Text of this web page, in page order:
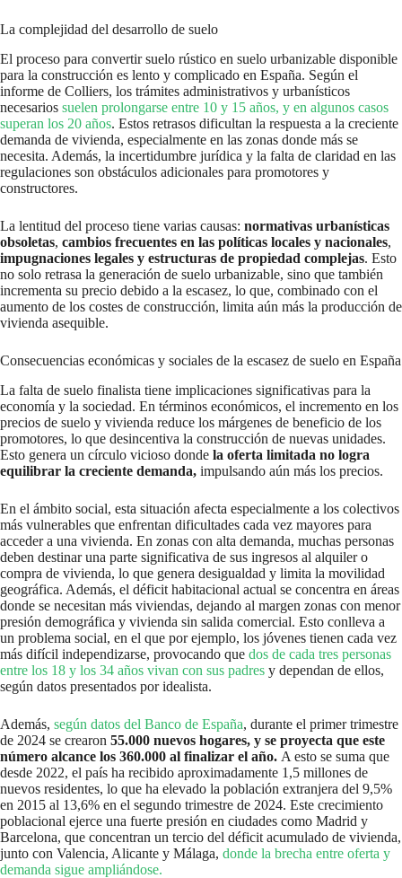
La complejidad del desarrollo de suelo
El proceso para convertir suelo rústico en suelo urbanizable disponible
para la construcción es lento y complicado en España. Según el
informe de Colliers, los trámites administrativos y urbanísticos
necesarios suelen prolongarse entre 10 y 15 años, y en algunos casos
superan los 20 años. Estos retrasos dificultan la respuesta a la creciente
demanda de vivienda, especialmente en las zonas donde más se
necesita. Además, la incertidumbre jurídica y la falta de claridad en las
regulaciones son obstáculos adicionales para promotores y
constructores.
La lentitud del proceso tiene varias causas: normativas urbanísticas
obsoletas, cambios frecuentes en las políticas locales y nacionales,
impugnaciones legales y estructuras de propiedad complejas. Esto
no solo retrasa la generación de suelo urbanizable, sino que también
incrementa su precio debido a la escasez, lo que, combinado con el
aumento de los costes de construcción, limita aún más la producción de
vivienda asequible.
Consecuencias económicas y sociales de la escasez de suelo en España
La falta de suelo finalista tiene implicaciones significativas para la
economía y la sociedad. En términos económicos, el incremento en los
precios de suelo y vivienda reduce los márgenes de beneficio de los
promotores, lo que desincentiva la construcción de nuevas unidades.
Esto genera un círculo vicioso donde la oferta limitada no logra
equilibrar la creciente demanda, impulsando aún más los precios.
En el ámbito social, esta situación afecta especialmente a los colectivos
más vulnerables que enfrentan dificultades cada vez mayores para
acceder a una vivienda. En zonas con alta demanda, muchas personas
deben destinar una parte significativa de sus ingresos al alquiler o
compra de vivienda, lo que genera desigualdad y limita la movilidad
geográfica. Además, el déficit habitacional actual se concentra en áreas
donde se necesitan más viviendas, dejando al margen zonas con menor
presión demográfica y vivienda sin salida comercial. Esto conlleva a
un problema social, en el que por ejemplo, los jóvenes tienen cada vez
más difícil independizarse, provocando que dos de cada tres personas
entre los 18 y los 34 años vivan con sus padres y dependan de ellos,
según datos presentados por idealista.
Además, según datos del Banco de España, durante el primer trimestre
de 2024 se crearon 55.000 nuevos hogares, y se proyecta que este
número alcance los 360.000 al finalizar el año. A esto se suma que
desde 2022, el país ha recibido aproximadamente 1,5 millones de
nuevos residentes, lo que ha elevado la población extranjera del 9,5%
en 2015 al 13,6% en el segundo trimestre de 2024. Este crecimiento
poblacional ejerce una fuerte presión en ciudades como Madrid y
Barcelona, que concentran un tercio del déficit acumulado de vivienda,
junto con Valencia, Alicante y Málaga, donde la brecha entre oferta y
demanda sigue ampliándose.